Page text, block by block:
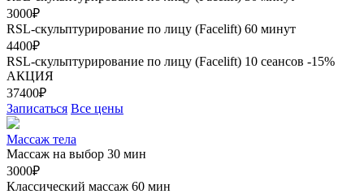
3000₽
RSL-скульптурирование по лицу (Facelift) 60 минут
4400₽
RSL-скульптурирование по лицу (Facelift) 10 сеансов -15%
АКЦИЯ
37400₽
Записаться Все цены
Массаж тела
Массаж на выбор 30 мин
3000₽
Классический массаж 60 мин